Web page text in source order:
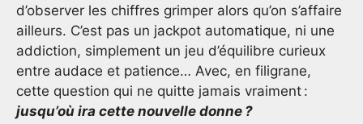
d’observer les chiffres grimper alors qu’on s’affaire
ailleurs. C’est pas un jackpot automatique, ni une
addiction, simplement un jeu d’équilibre curieux
entre audace et patience… Avec, en filigrane,
cette question qui ne quitte jamais vraiment :
jusqu’où ira cette nouvelle donne ?